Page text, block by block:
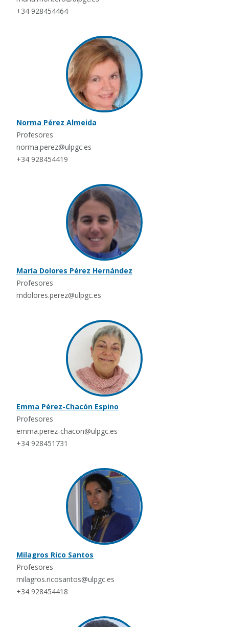
+34 928454464
Norma Pérez Almeida
Profesores
norma.perez@ulpgc.es
+34 928454419
María Dolores Pérez Hernández
Profesores
mdolores.perez@ulpgc.es
Emma Pérez-Chacón Espino
Profesores
emma.perez-chacon@ulpgc.es
+34 928451731
Milagros Rico Santos
Profesores
milagros.ricosantos@ulpgc.es
+34 928454418